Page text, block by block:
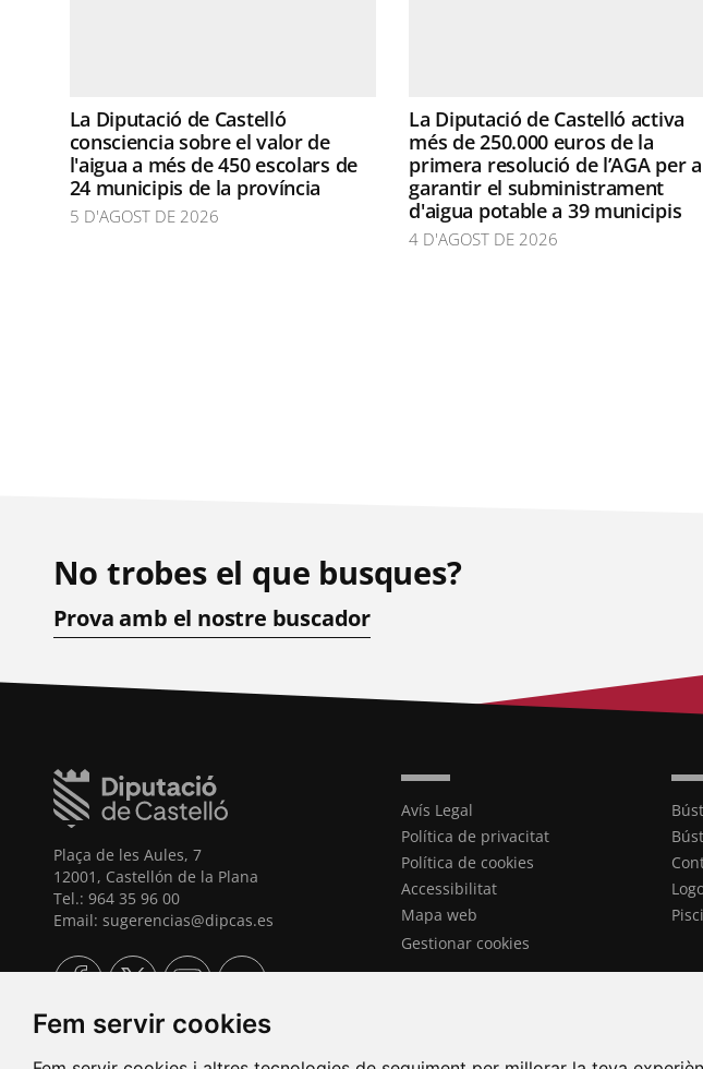
Fem servir cookies
La Diputació de Castelló
consciencia sobre el valor de
l'aigua a més de 450 escolars de
24 municipis de la província
5 D'AGOST DE 2026
La Diputació de Castelló activa
més de 250.000 euros de la
primera resolució de l’AGA per a
garantir el subministrament
d'aigua potable a 39 municipis
4 D'AGOST DE 2026
No trobes el que busques?
Prova amb el nostre buscador
Plaça de les Aules, 7
12001, Castellón de la Plana
Tel.: 964 35 96 00
Email: sugerencias@dipcas.es
Avís Legal
Política de privacitat
Política de cookies
Accessibilitat
Mapa web
Gestionar cookies